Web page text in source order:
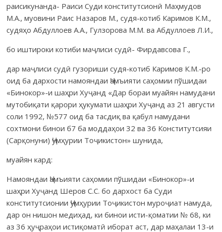
раисикунанда- Раиси Суди конститутсионӣ Маҳмудов
М.А., муовини Раис Назаров М., судя-котиб Каримов К.М.,
судяҳо Абдуллоев А.А., Гулзорова М.М. ва Абдуллоев Л.И.,
бо иштироки котиби маҷлиси судӣ- Фирдавсова Г.,
дар маҷлиси судӣ гузориши судя-котиб Каримов К.М.-ро
оид ба дархости намояндаи Ҷамъияти саҳомии пўшидаи
«Бинокор»-и шаҳри Хуҷанд «Дар бораи муайян намудани
мутобиқати қарори ҳукумати шаҳри Хуҷанд аз 21 августи
соли 1992, №577 оид ба тасдиқ ва қабул намудани
сохтмони бинои б7 ба моддаҳои 32 ва 36 Конститутсияи
(Сарқонуни) Ҷумҳурии Тоҷикистон» шунида,
муайян кард:
Намояндаи Ҷамъияти саҳомии пўшидаи «Бинокор»-и
шаҳри Хуҷанд Шеров С.С. бо дархост ба Суди
конститутсионии Ҷумҳурии Тоҷикистон муроҷиат намуда,
дар он нишон медиҳад, ки бинои исти-қоматии № 68, ки
аз 36 ҳуҷраҳои истиқоматӣ иборат аст, дар маҳалаи 13-и